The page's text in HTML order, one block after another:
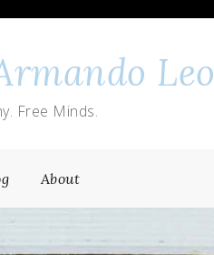
Free Minds.
About